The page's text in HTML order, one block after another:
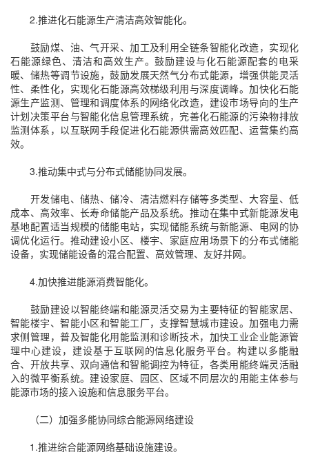
2.推进化石能源生产清洁高效智能化。
鼓励煤、油、气开采、加工及利用全链条智能化改造，实现化
石能源绿色、清洁和高效生产。鼓励建设与化石能源配套的电采
暖、储热等调节设施，鼓励发展天然气分布式能源，增强供能灵活
性、柔性化，实现化石能源高效梯级利用与深度调峰。加快化石能
源生产监测、管理和调度体系的网络化改造，建设市场导向的生产
计划决策平台与智能化信息管理系统，完善化石能源的污染物排放
监测体系，以互联网手段促进化石能源供需高效匹配、运营集约高
效。
3.推动集中式与分布式储能协同发展。
开发储电、储热、储冷、清洁燃料存储等多类型、大容量、低
成本、高效率、长寿命储能产品及系统。推动在集中式新能源发电
基地配置适当规模的储能电站，实现储能系统与新能源、电网的协
调优化运行。推动建设小区、楼宇、家庭应用场景下的分布式储能
设备，实现储能设备的混合配置、高效管理、友好并网。
4.加快推进能源消费智能化。
鼓励建设以智能终端和能源灵活交易为主要特征的智能家居、
智能楼宇、智能小区和智能工厂，支撑智慧城市建设。加强电力需
求侧管理，普及智能化用能监测和诊断技术，加快工业企业能源管
理中心建设，建设基于互联网的信息化服务平台。构建以多能融
合、开放共享、双向通信和智能调控为特征，各类用能终端灵活融
入的微平衡系统。建设家庭、园区、区域不同层次的用能主体参与
能源市场的接入设施和信息服务平台。
（二）加强多能协同综合能源网络建设
1.推进综合能源网络基础设施建设。